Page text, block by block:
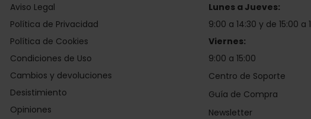
Aviso Legal
Política de Privacidad
Política de Cookies
Condiciones de Uso
Cambios y devoluciones
Desistimiento
Opiniones
Lunes a Jueves:
9:00 a 14:30 y de 15:00 a
Viernes:
9:00 a 15:00
Centro de Soporte
Guía de Compra
Newsletter